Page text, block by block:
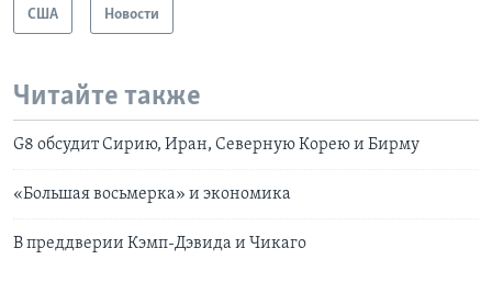
США Новости
Читайте также
G8 обсудит Сирию, Иран, Северную Корею и Бирму
«Большая восьмерка» и экономика
В преддверии Кэмп-Дэвида и Чикаго